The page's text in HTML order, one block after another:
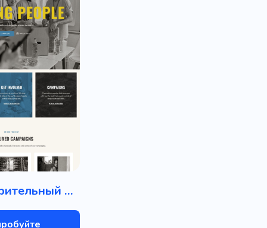
Благотворительный фонд